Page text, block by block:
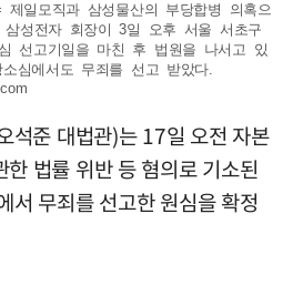
일모직과 삼성물산의 부당합병 의혹으
성전자 회장이 3일 오후 서울 서초구
선고기일을 마친 후 법원을 나서고 있
심에서도 무죄를 선고 받았다.
석준 대법관)는 17일 오전 자본
법률 위반 등 혐의로 기소된
서 무죄를 선고한 원심을 확정